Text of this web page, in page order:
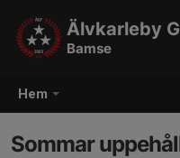
Hem
Älvkarleby
Bamse
Sommar